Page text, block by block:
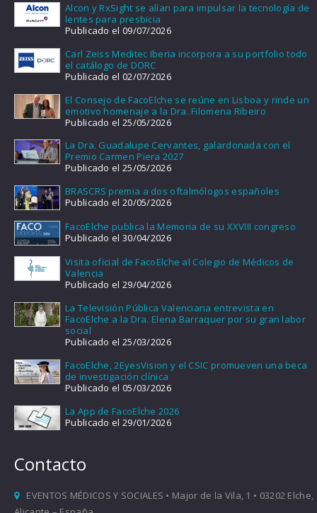
Alcon y RxSight se alían para impulsar la tecnología de
lentes para presbicia
Publicado el 09/07/2026
Carl Zeiss Meditec Iberia incorpora a su portfolio todo
el catálogo de DORC
Publicado el 02/07/2026
El Consejo de FacoElche se reúne en Lisboa y rinde un
emotivo homenaje a la Dra. Filomena Ribeiro
Publicado el 25/05/2026
La Dra. Guadalupe Cervantes, galardonada con el
Premio Carmen Piera 2027
Publicado el 25/05/2026
BRASCRS premia a dos oftalmólogos españoles
Publicado el 20/05/2026
FacoElche publica la Memoria de su XXVIII congreso
Publicado el 30/04/2026
Visita oficial de FacoElche al Colegio de Médicos de
Valencia
Publicado el 29/04/2026
La Televisión Pública Valenciana entrevista en
FacoElche a la Dra. Elena Barraquer por su gran labor
social
Publicado el 25/03/2026
FacoElche, 2EyesVision y el CSIC promueven una beca
de investigación clínica
Publicado el 05/03/2026
La App de FacoElche 2026
Publicado el 29/01/2026
Contacto
EVENTOS MÉDICOS Y SOCIALES • Major de la Vila, 1 • 03202 Elche,